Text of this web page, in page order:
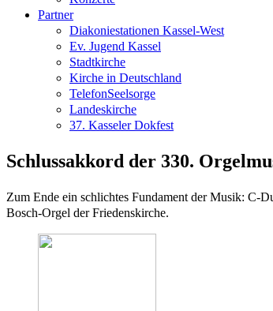
Partner
Diakoniestationen Kassel-West
Ev. Jugend Kassel
Stadtkirche
Kirche in Deutschland
TelefonSeelsorge
Landeskirche
37. Kasseler Dokfest
Schlussakkord der 330.
Zum Ende ein schlichtes Fundament der Musik: C-
Bosch-Orgel der Friedenskirche.